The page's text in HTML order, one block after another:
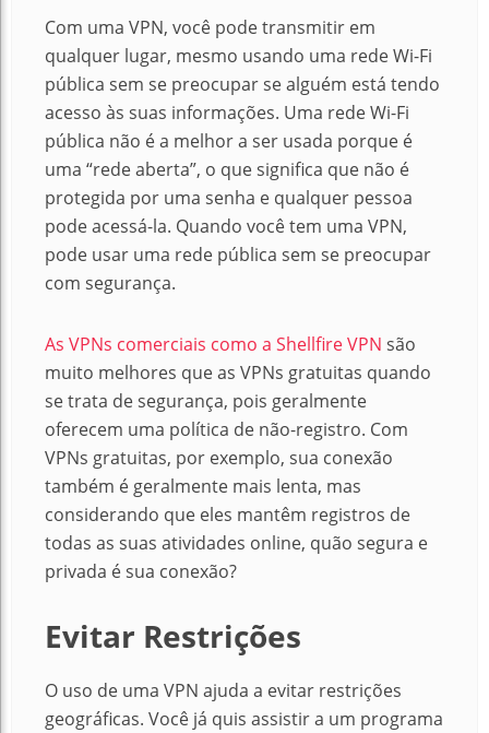
Com uma VPN, você pode transmitir em
qualquer lugar, mesmo usando uma rede Wi-Fi
pública sem se preocupar se alguém está tendo
acesso às suas informações. Uma rede Wi-Fi
pública não é a melhor a ser usada porque é
uma “rede aberta”, o que significa que não é
protegida por uma senha e qualquer pessoa
pode acessá-la. Quando você tem uma VPN,
pode usar uma rede pública sem se preocupar
com segurança.
As VPNs comerciais como a Shellfire VPN são
muito melhores que as VPNs gratuitas quando
se trata de segurança, pois geralmente
oferecem uma política de não-registro. Com
VPNs gratuitas, por exemplo, sua conexão
também é geralmente mais lenta, mas
considerando que eles mantêm registros de
todas as suas atividades online, quão segura e
privada é sua conexão?
Evitar Restrições
O uso de uma VPN ajuda a evitar restrições
geográficas. Você já quis assistir a um programa